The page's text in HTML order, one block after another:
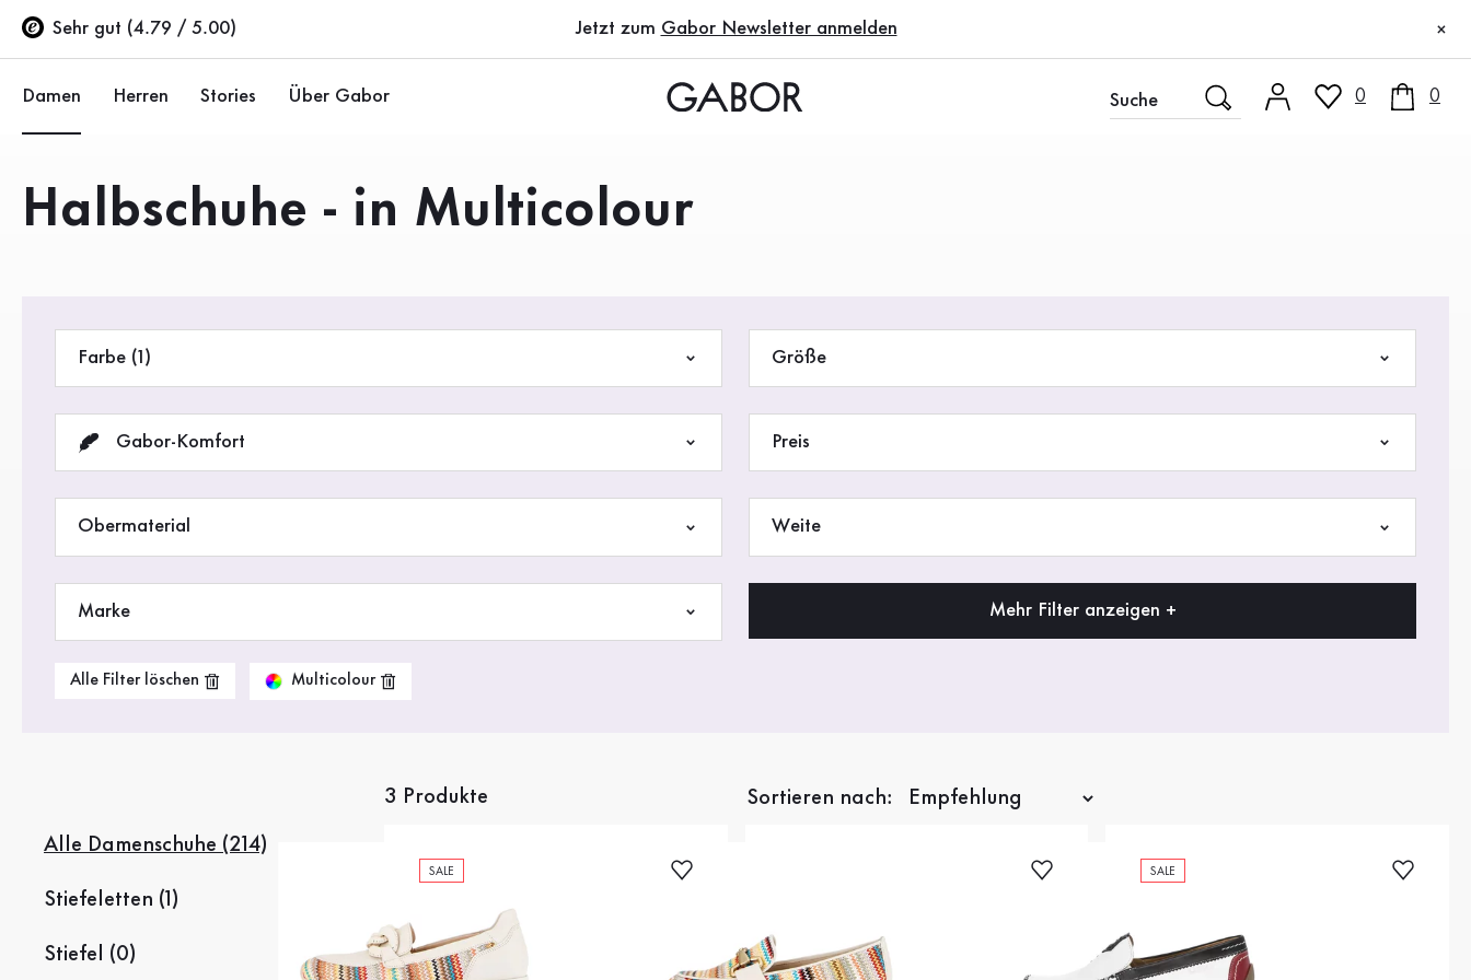
Zum Hauptinhalt
Zum Inhaltsverzeichnis
Zur Hauptnavigation
Sehr gut (4.79 / 5.00)
Jetzt zum Gabor Newsletter anmelden ×
Damen
Ballerinas
Halbschuhe
Pumps
Sale %
Accessoires
Herren
Sneaker
Sale %
Stories Über Gabor
Nachhaltigkeit
0 0
Produkte
Halbschuhe - in Multicolour
Farbe (1) Größe
Gabor-Komfort Preis
Obermaterial Weite
Marke Mehr Filter anzeigen +
Alle Filter löschen Multicolour
Alle Damenschuhe (214)
Stiefeletten (1)
Stiefel (0)
3 Produkte Sortieren nach:
SALE SALE